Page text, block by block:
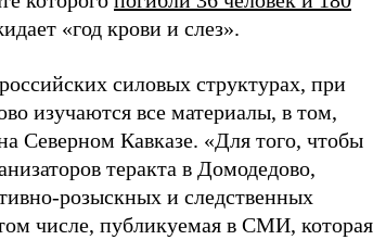
«год крови и слез».
силовых структурах, при
изучаются все материалы, в том,
Северном Кавказе. «Для того, чтобы
теракта в Домодедово,
розыскных и следственных
числе, публикуемая в СМИ, которая